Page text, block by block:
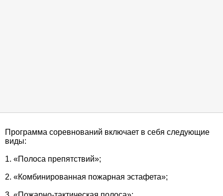
Программа соревнований включает в себя следующие
виды:
1. «Полоса препятствий»;
2. «Комбинированная пожарная эстафета»;